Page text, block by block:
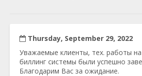
Thursday, September 29, 2022
Уважаемые клиенты, тех. работы
биллинг системы были успешно
Благодарим Вас за ожидание.